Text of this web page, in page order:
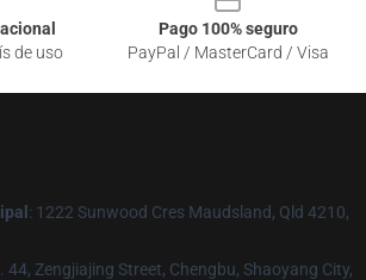
de uso
Pago 100% seguro
PayPal / MasterCard / Visa
: 1222 Sunwood Cres Maudsland, Qld 4210,
44, Zengjiajing Street, Chengbu, Shaoyang City,